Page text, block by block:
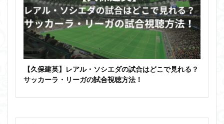
【久保建英】レアル・ソシエダの試合はどこで見れる？
サッカーラ・リーガの試合視聴方法！